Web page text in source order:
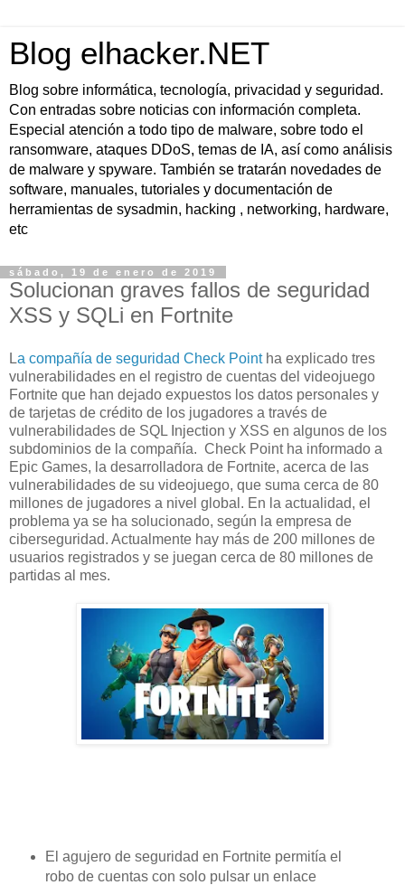
Blog elhacker.NET
Blog sobre informática, tecnología, privacidad y seguridad.
Con entradas sobre noticias con información completa.
Especial atención a todo tipo de malware, sobre todo el
ransomware, ataques DDoS, temas de IA, así como análisis
de malware y spyware. También se tratarán novedades de
software, manuales, tutoriales y documentación de
herramientas de sysadmin, hacking , networking, hardware,
etc
sábado, 19 de enero de 2019
Solucionan graves fallos de seguridad
XSS y SQLi en Fortnite
La compañía de seguridad Check Pointha explicado tres
vulnerabilidades en el registro de cuentas del videojuego
Fortnite que han dejado expuestos los datos personales y
de tarjetas de crédito de los jugadores a través de
vulnerabilidades de SQL Injection y XSS en algunos de los
subdominios de la compañía. Check Point ha informado a
Epic Games, la desarrolladora de Fortnite, acerca de las
vulnerabilidades de su videojuego, que suma cerca de 80
millones de jugadores a nivel global. En la actualidad, el
problema ya se ha solucionado, según la empresa de
ciberseguridad. Actualmente hay más de 200 millones de
usuarios registrados y se juegan cerca de 80 millones de
partidas al mes.
El agujero de seguridad en Fortnite permitía el
robo de cuentas con solo pulsar un enlace